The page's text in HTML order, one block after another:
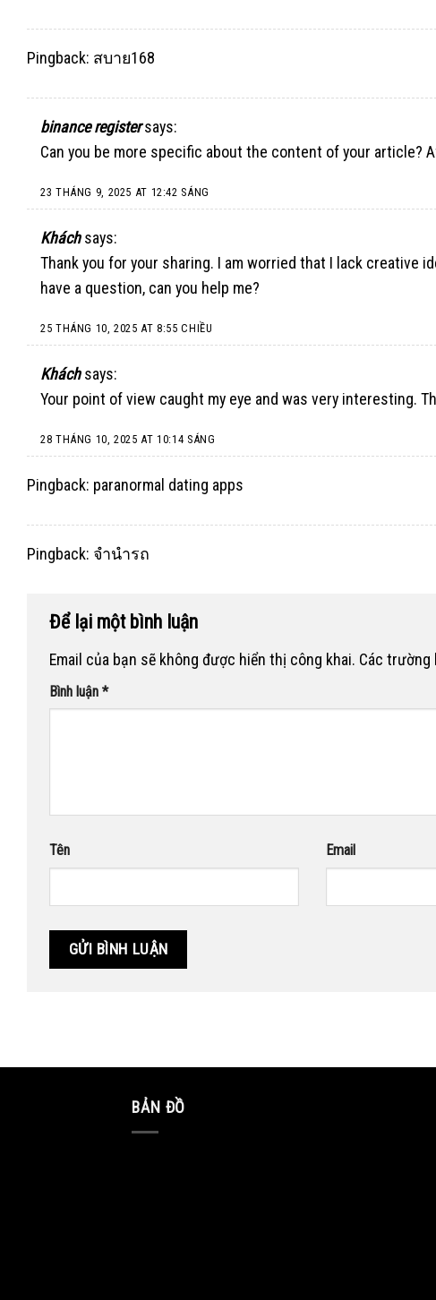
Pingback: สบาย168
binance register says:
Can you be more specific about the content of your article?
23 THÁNG 9, 2025 AT 12:42 SÁNG
Khách says:
Thank you for your sharing. I am worried that I lack creative
have a question, can you help me?
25 THÁNG 10, 2025 AT 8:55 CHIỀU
Khách says:
Your point of view caught my eye and was very interesting.
28 THÁNG 10, 2025 AT 10:14 SÁNG
Pingback: paranormal dating apps
Pingback: จำนำรถ
Để lại một bình luận
Email của bạn sẽ không được hiển thị công khai. Các trường
Bình luận *
Tên Email
BẢN ĐỒ